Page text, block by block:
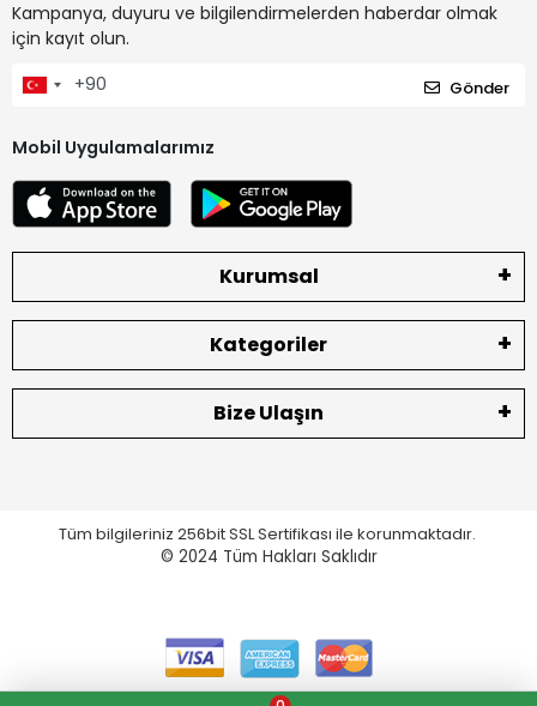
Kampanya, duyuru ve bilgilendirmelerden haberdar olmak
için kayıt olun.
Gönder
Mobil Uygulamalarımız
Kurumsal
Kategoriler
Bize Ulaşın
Tüm bilgileriniz 256bit SSL Sertifikası ile korunmaktadır.
© 2024 Tüm Hakları Saklıdır